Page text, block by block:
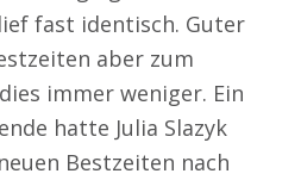
fast identisch. Guter
aber zum
immer weniger. Ein
hatte Julia Slazyk
Bestzeiten nach